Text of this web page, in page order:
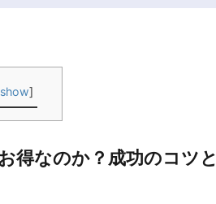
show]
得なのか？成功のコツと